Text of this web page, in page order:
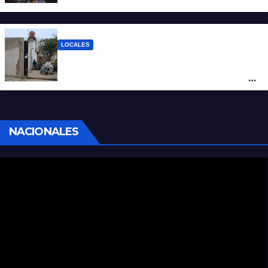
LOCALES
por la Justicia
NACIONALES